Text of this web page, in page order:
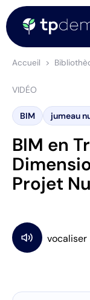
Accueil
VIDÉO
BIM jumeau
BIM en
Projet